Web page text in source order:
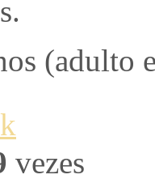
(adulto
vezes